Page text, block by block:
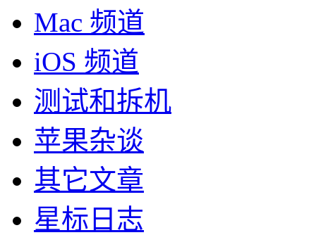
Mac 频道
iOS 频道
测试和拆机
苹果杂谈
其它文章
星标日志